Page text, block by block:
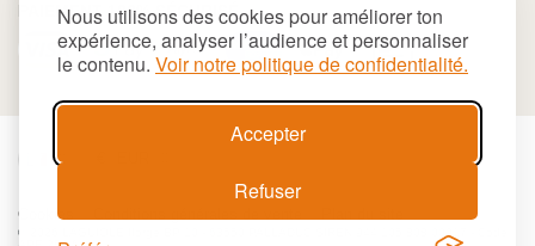
Nous utilisons des cookies pour améliorer ton
expérience, analyser l’audience et personnaliser
le contenu. Voir notre politique de confidentialité.
Accepter
Refuser
PAIEMENT 100% SÉCURISÉ
Cookies
© 2026 LAGUIOLE Iforge BP 10 - 63550 PALLADUC SIREN 944 105 808 00017 - Code